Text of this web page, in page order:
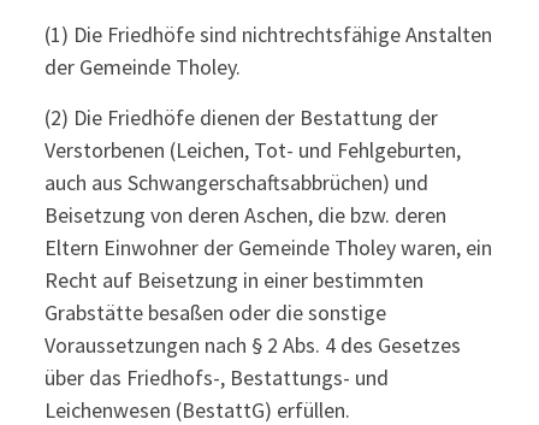
(1) Die Friedhöfe sind nichtrechtsfähige Anstalten
der Gemeinde Tholey.
(2) Die Friedhöfe dienen der Bestattung der
Verstorbenen (Leichen, Tot- und Fehlgeburten,
auch aus Schwangerschaftsabbrüchen) und
Beisetzung von deren Aschen, die bzw. deren
Eltern Einwohner der Gemeinde Tholey waren, ein
Recht auf Beisetzung in einer bestimmten
Grabstätte besaßen oder die sonstige
Voraussetzungen nach § 2 Abs. 4 des Gesetzes
über das Friedhofs-, Bestattungs- und
Leichenwesen (BestattG) erfüllen.